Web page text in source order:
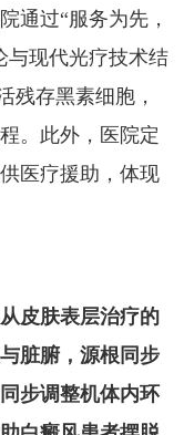
通过“服务为先，
与现代光疗技术结
残存黑素细胞，
。此外，医院定
医疗援助，体现
皮肤表层治疗的
脏腑，源根同步
步调整机体内环